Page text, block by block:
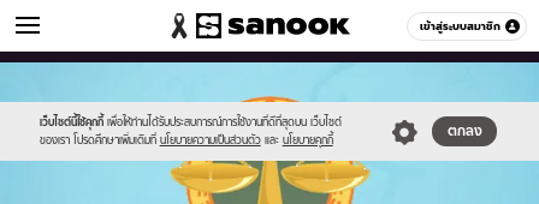
เข้าสู่ระบบสมาชิก
ดูดวง หมวดอื่นๆ
เว็บไซต์นี้ใช้คุกกี้ เพื่อให้ท่านได้รับประสบการณ์การใช้งานที่ดีที่สุดบน เว็บไซต์
ของเรา โปรดศึกษาเพิ่มเติมที่ นโยบายความเป็นส่วนตัว และ นโยบายคุกกี้
ตกลง
new-
sanook.png